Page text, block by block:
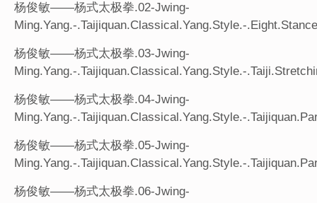
杨俊敏——杨式太极拳.02-Jwing-
Ming.Yang.-.Taijiquan.Classical.Yang.Style.-
杨俊敏——杨式太极拳.03-Jwing-
Ming.Yang.-.Taijiquan.Classical.Yang.Style.-
杨俊敏——杨式太极拳.04-Jwing-
Ming.Yang.-.Taijiquan.Classical.Yang.Style.-
杨俊敏——杨式太极拳.05-Jwing-
Ming.Yang.-.Taijiquan.Classical.Yang.Style.-
杨俊敏——杨式太极拳.06-Jwing-